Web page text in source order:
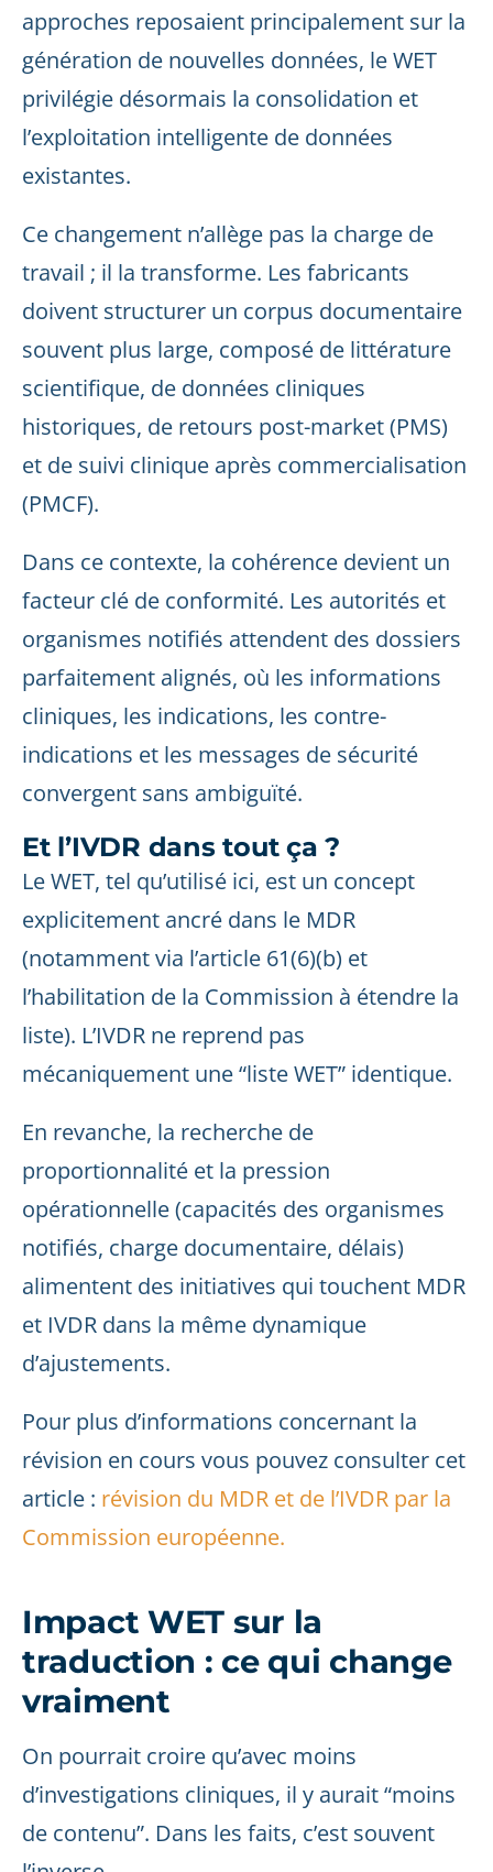
approches reposaient principalement sur la
génération de nouvelles données, le WET
privilégie désormais la consolidation et
l’exploitation intelligente de données
existantes.
Ce changement n’allège pas la charge de
travail ; il la transforme. Les fabricants
doivent structurer un corpus documentaire
souvent plus large, composé de littérature
scientifique, de données cliniques
historiques, de retours post-market (PMS)
et de suivi clinique après commercialisation
(PMCF).
Dans ce contexte, la cohérence devient un
facteur clé de conformité. Les autorités et
organismes notifiés attendent des dossiers
parfaitement alignés, où les informations
cliniques, les indications, les contre-
indications et les messages de sécurité
convergent sans ambiguïté.
Et l’IVDR dans tout ça ?
Le WET, tel qu’utilisé ici, est un concept
explicitement ancré dans le MDR
(notamment via l’article 61(6)(b) et
l’habilitation de la Commission à étendre la
liste). L’IVDR ne reprend pas
mécaniquement une “liste WET” identique.
En revanche, la recherche de
proportionnalité et la pression
opérationnelle (capacités des organismes
notifiés, charge documentaire, délais)
alimentent des initiatives qui touchent MDR
et IVDR dans la même dynamique
d’ajustements.
Pour plus d’informations concernant la
révision en cours vous pouvez consulter cet
article : révision du MDR et de l’IVDR par la
Commission européenne.
Impact WET sur la
traduction : ce qui change
vraiment
On pourrait croire qu’avec moins
d’investigations cliniques, il y aurait “moins
de contenu”. Dans les faits, c’est souvent